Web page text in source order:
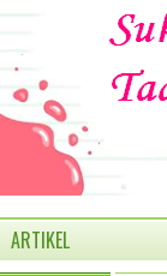
ARTIKEL